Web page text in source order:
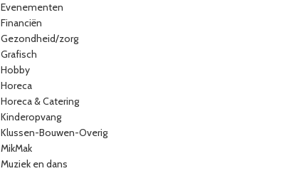
Evenementen
Financiën
Gezondheid/zorg
Grafisch
Hobby
Horeca
Horeca & Catering
Kinderopvang
Klussen-Bouwen-Overig
MikMak
Muziek en dans